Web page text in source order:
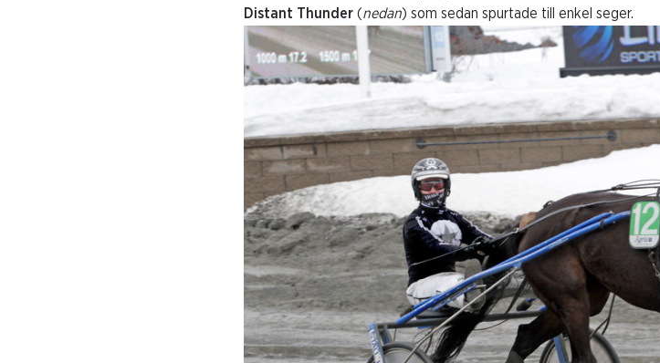
Distant Thunder (nedan) som sedan spurtade till enkel seger.